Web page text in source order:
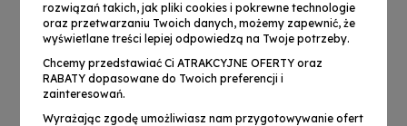
rozwiązań takich, jak pliki cookies i pokrewne technologie
oraz przetwarzaniu Twoich danych, możemy zapewnić, że
wyświetlane treści lepiej odpowiedzą na Twoje potrzeby.
Chcemy przedstawiać Ci ATRAKCYJNE OFERTY oraz
RABATY dopasowane do Twoich preferencji i
zainteresowań.
Wyrażając zgodę umożliwiasz nam przygotowywanie ofert